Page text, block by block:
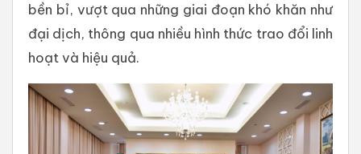
bền bỉ, vượt qua những giai đoạn khó khăn như
đại dịch, thông qua nhiều hình thức trao đổi linh
hoạt và hiệu quả.